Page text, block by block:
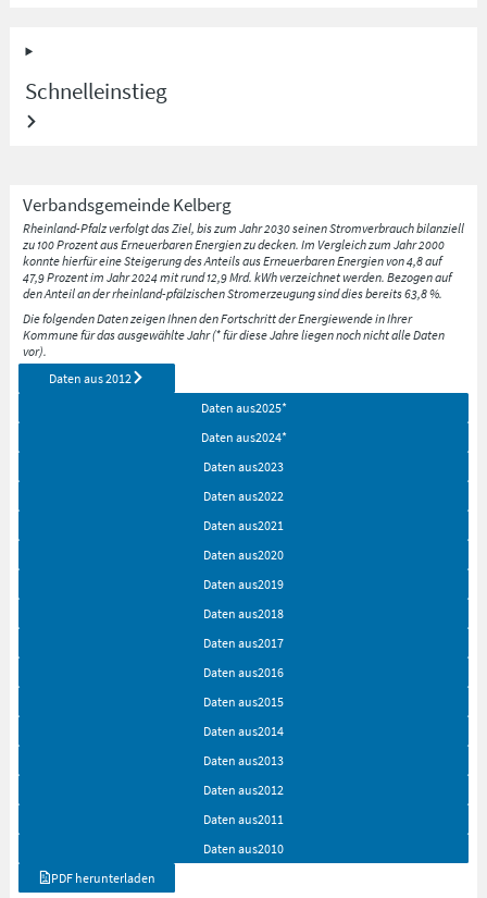
Schnelleinstieg
Verbandsgemeinde Kelberg
Rheinland-Pfalz verfolgt das Ziel, bis zum Jahr 2030 seinen Stromverbrauch bilanziell
zu 100 Prozent aus Erneuerbaren Energien zu decken. Im Vergleich zum Jahr 2000
konnte hierfür eine Steigerung des Anteils aus Erneuerbaren Energien von 4,8 auf
47,9 Prozent im Jahr 2024 mit rund 12,9 Mrd. kWh verzeichnet werden. Bezogen auf
den Anteil an der rheinland-pfälzischen Stromerzeugung sind dies bereits 63,8 %.
Die folgenden Daten zeigen Ihnen den Fortschritt der Energiewende in Ihrer
Kommune für das ausgewählte Jahr (* für diese Jahre liegen noch nicht alle Daten
vor).
Daten aus2012
Daten aus2025*
Daten aus2024*
Daten aus2023
Daten aus2022
Daten aus2021
Daten aus2020
Daten aus2019
Daten aus2018
Daten aus2017
Daten aus2016
Daten aus2015
Daten aus2014
Daten aus2013
Daten aus2012
Daten aus2011
Daten aus2010
PDF herunterladen